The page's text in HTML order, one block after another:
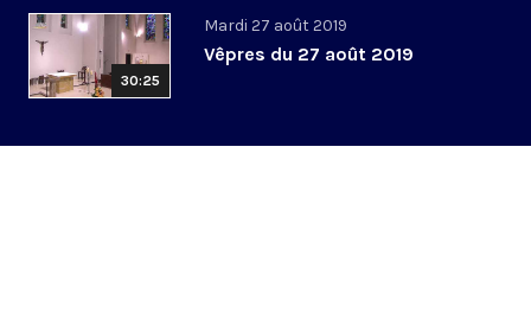
30:25
Mardi 27 août 2019
Vêpres du 27 août 2019